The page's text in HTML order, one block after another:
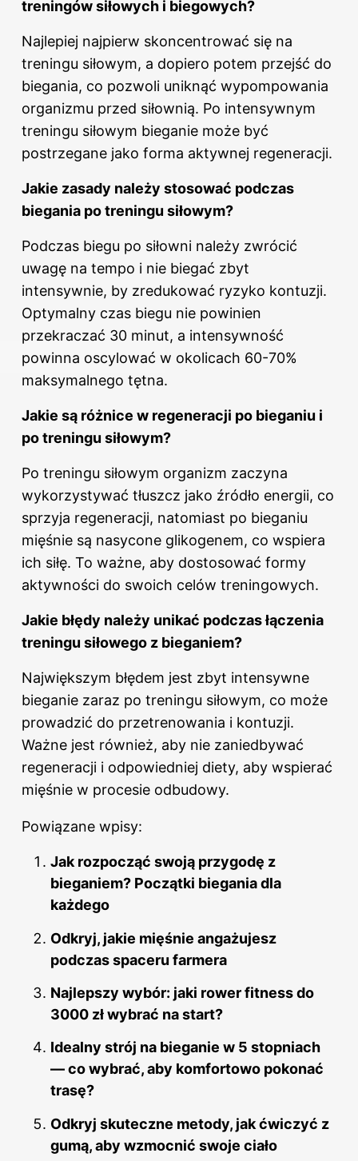
treningów siłowych i biegowych?
Najlepiej najpierw skoncentrować się na
treningu siłowym, a dopiero potem przejść do
biegania, co pozwoli uniknąć wypompowania
organizmu przed siłownią. Po intensywnym
treningu siłowym bieganie może być
postrzegane jako forma aktywnej regeneracji.
Jakie zasady należy stosować podczas
biegania po treningu siłowym?
Podczas biegu po siłowni należy zwrócić
uwagę na tempo i nie biegać zbyt
intensywnie, by zredukować ryzyko kontuzji.
Optymalny czas biegu nie powinien
przekraczać 30 minut, a intensywność
powinna oscylować w okolicach 60-70%
maksymalnego tętna.
Jakie są różnice w regeneracji po bieganiu i
po treningu siłowym?
Po treningu siłowym organizm zaczyna
wykorzystywać tłuszcz jako źródło energii, co
sprzyja regeneracji, natomiast po bieganiu
mięśnie są nasycone glikogenem, co wspiera
ich siłę. To ważne, aby dostosować formy
aktywności do swoich celów treningowych.
Jakie błędy należy unikać podczas łączenia
treningu siłowego z bieganiem?
Największym błędem jest zbyt intensywne
bieganie zaraz po treningu siłowym, co może
prowadzić do przetrenowania i kontuzji.
Ważne jest również, aby nie zaniedbywać
regeneracji i odpowiedniej diety, aby wspierać
mięśnie w procesie odbudowy.
Powiązane wpisy:
Jak rozpocząć swoją przygodę z
bieganiem? Początki biegania dla
każdego
Odkryj, jakie mięśnie angażujesz
podczas spaceru farmera
Najlepszy wybór: jaki rower fitness do
3000 zł wybrać na start?
Idealny strój na bieganie w 5 stopniach
— co wybrać, aby komfortowo pokonać
trasę?
Odkryj skuteczne metody, jak ćwiczyć z
gumą, aby wzmocnić swoje ciało